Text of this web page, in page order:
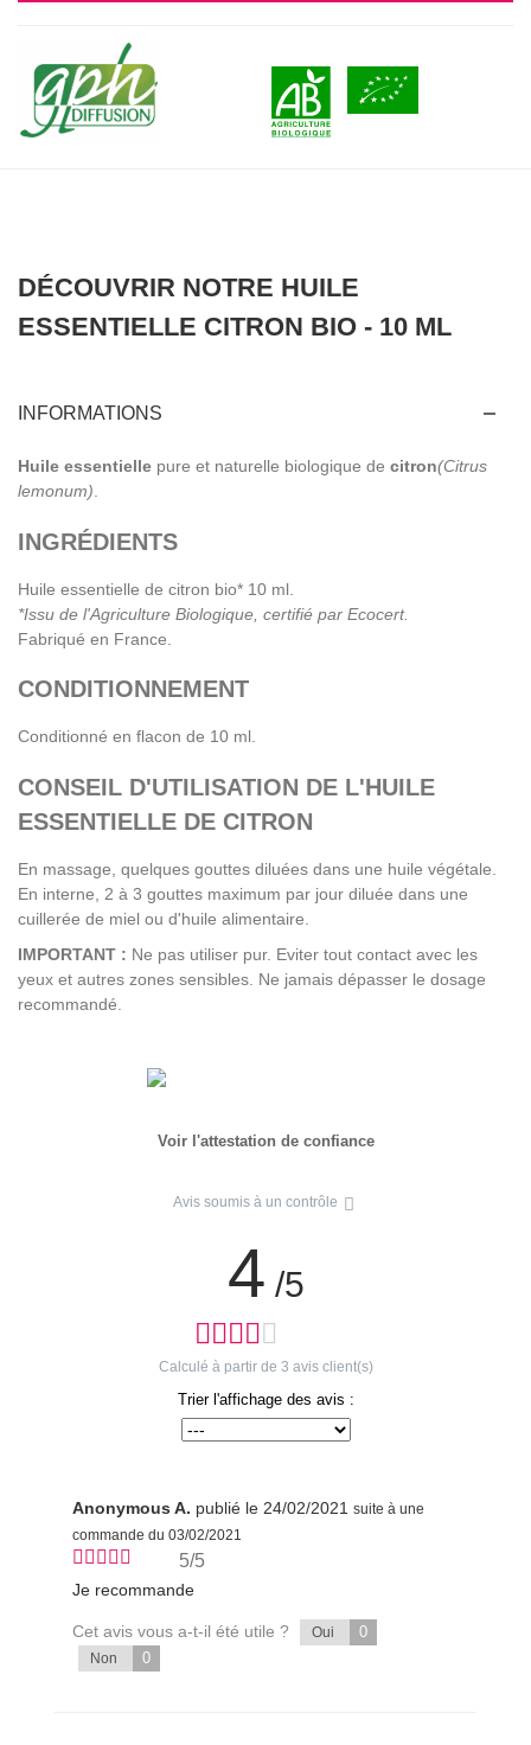
DÉCOUVRIR NOTRE HUILE
ESSENTIELLE CITRON BIO - 10 ML
INFORMATIONS
Huile essentielle pure et naturelle biologique de citron(Citrus
lemonum)
INGRÉDIENTS
Huile essentielle de citron bio* 10 ml.
*Issu de l'Agriculture Biologique, certifié par Ecocert.
Fabriqué en France.
CONDITIONNEMENT
Conditionné en flacon de 10 ml.
CONSEIL D'UTILISATION DE L'HUILE
ESSENTIELLE DE CITRON
En massage, quelques gouttes diluées dans une huile végétale.
En interne, 2 à 3 gouttes maximum par jour diluée dans une
cuillerée de miel ou d'huile alimentaire.
IMPORTANT : Ne pas utiliser pur. Eviter tout contact avec les
yeux et autres zones sensibles. Ne jamais dépasser le dosage
recommandé.
Voir l'attestation de confiance
Avis soumis à un contrôle
4 /5
Calculé à partir de 3 avis client(s)
Trier l'affichage des avis :
Anonymous A. publié le 24/02/2021 suite à une
commande du 03/02/2021
5/5
Je recommande
Cet avis vous a-t-il été utile ? Oui 0
Non 0